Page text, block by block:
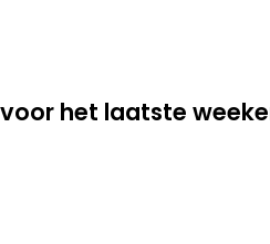
het laatste